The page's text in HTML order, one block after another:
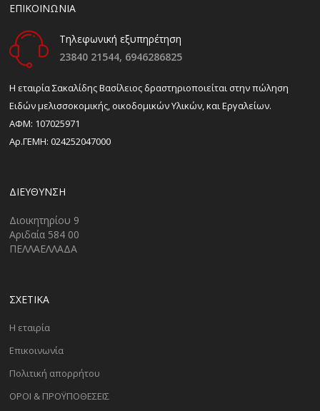
ΕΠΙΚΟΙΝΩΝΙΑ
Τηλεφωνική εξυπηρέτηση
23840 21544, 6946286825
H εταιρία Σακαλίδης Βασίλειος δραστηριοποιείται στην πώληση
Ειδών μελισσοκομικής, οικοδομικών Υλικών, και Εργαλείων.
ΑΦΜ: 107025971
Αρ.ΓΕΜΗ: 024252047000
ΔΙΕΎΘΥΝΣΗ
Διοικητηρίου 9
Αριδαία 584 00
ΠΕΛΛΑΕΛΛΑΔΑ
ΣΧΕΤΙΚΑ
Η εταιρία
Επικοινωνία
Πολιτική απορρήτου
ΟΡΟΙ & ΠΡΟΫΠΟΘΕΣΕΙΣ